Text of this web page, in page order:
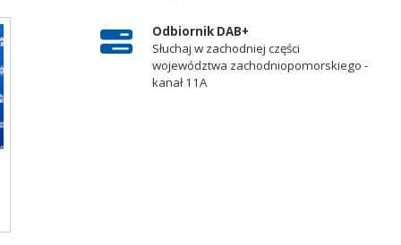
Odbiornik DAB+
Słuchaj w zachodniej części
województwa zachodniopomorskiego -
kanał 11A